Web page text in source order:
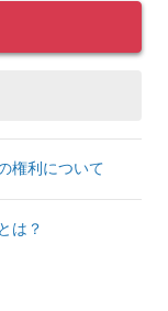
権利について
は？